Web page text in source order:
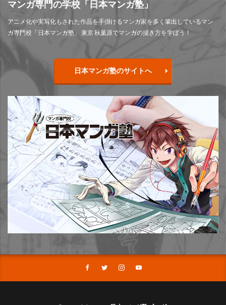
マンガ専門の学校「日本マンガ塾」
アニメ化や実写化もされた作品を手掛けるマンガ家を多く輩出しているマン
ガ専門校「日本マンガ塾」 東京 秋葉原でマンガの描き方を学ぼう！
日本マンガ塾のサイトへ